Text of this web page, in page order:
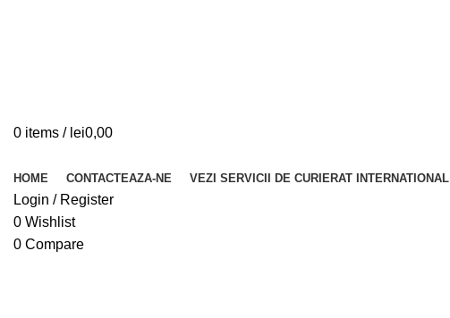
0 items / lei0,00
HOME CONTACTEAZA-NE VEZI SERVICII DE CURIERAT INTERNATIONAL
Login / Register
0 Wishlist
0 Compare